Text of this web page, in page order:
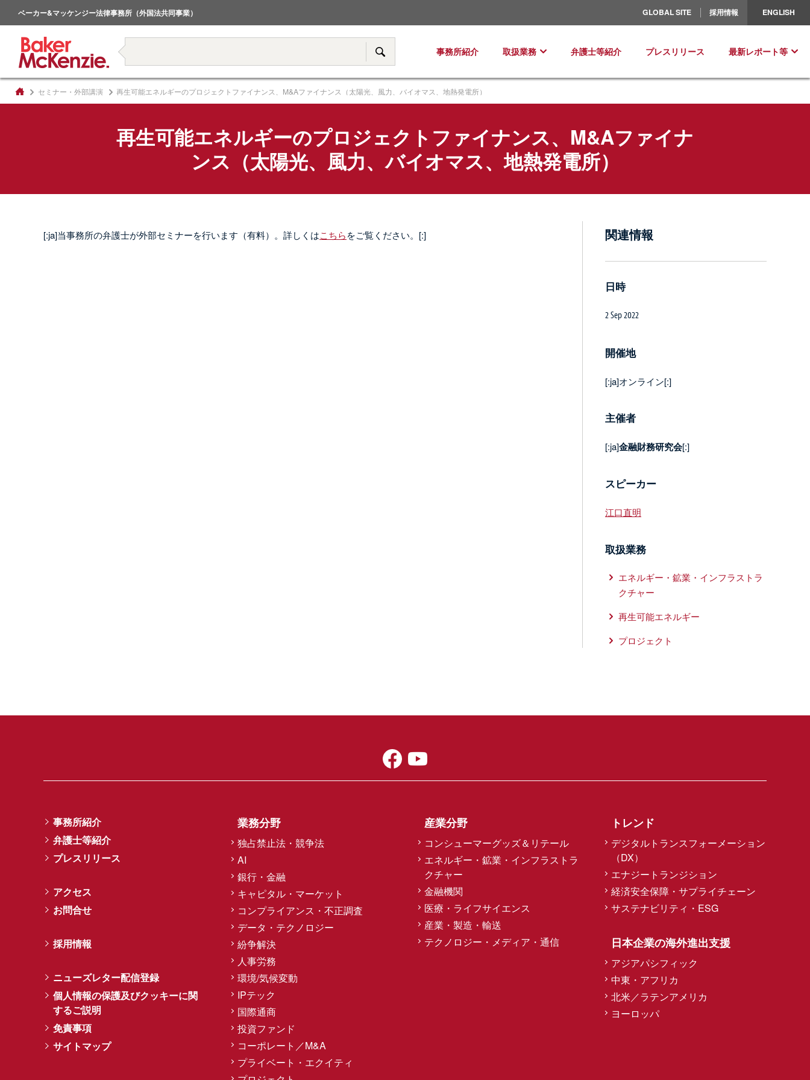
ベーカー&マッケンジー法律事務所（外国法共同事業） GLOBAL SITE 採用情報 ENGLISH
サイト内検索事務所紹介 取扱業務
ヨーロッパ
弁護士等紹介 プレスリリース 最新レポート等
著書
セミナー・外部講演 再生可能エネルギーのプロジェクトファイナンス、M&Aファイナンス（太陽光、風力、バイオマス、地熱発電所）
再生可能エネルギーのプロジェクトファイナンス、M&Aファイナ
ンス（太陽光、風力、バイオマス、地熱発電所）
[:ja]当事務所の弁護士が外部セミナーを行います（有料）。詳しくはこちらをご覧ください。[:] 関連情報
日時
2 Sep 2022
開催地
[:ja]オンライン[:]
主催者
[:ja]金融財務研究会[:]
スピーカー
江口直明
取扱業務
エネルギー・鉱業・インフラストラ
クチャー
再生可能エネルギー
プロジェクト
事務所紹介
弁護士等紹介
プレスリリース
アクセス
お問合せ
採用情報
ニューズレター配信登録
個人情報の保護及びクッキーに関
するご説明
免責事項
サイトマップ
業務分野
独占禁止法・競争法
AI
銀行・金融
キャピタル・マーケット
コンプライアンス・不正調査
データ・テクノロジー
紛争解決
人事労務
環境/気候変動
IPテック
国際通商
投資ファンド
コーポレート／M&A
プライベート・エクイティ
産業分野
コンシューマーグッズ＆リテール
エネルギー・鉱業・インフラストラ
クチャー
金融機関
医療・ライフサイエンス
産業・製造・輸送
テクノロジー・メディア・通信
トレンド
デジタルトランスフォーメーション
（DX）
エナジートランジション
経済安全保障・サプライチェーン
サステナビリティ・ESG
日本企業の海外進出支援
アジアパシフィック
中東・アフリカ
北米／ラテンアメリカ
ヨーロッパ